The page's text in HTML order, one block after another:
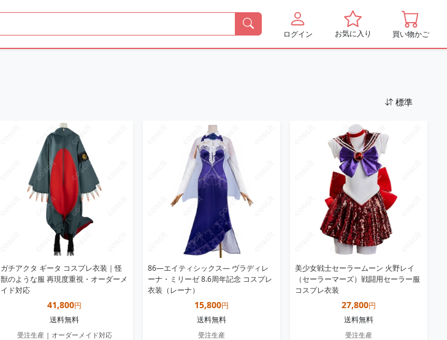
ログイン お気に入り 買い物かご
標準
ガチアクタ ギータ コスプレ衣装｜怪
獣のような服 再現度重視・オーダーメ
イド対応
41,800円
送料無料
受注生産 | オーダーメイド対応
86―エイティシックス― ヴラディレ
ーナ・ミリーゼ 8.6周年記念 コスプレ
衣装（レーナ）
15,800円
送料無料
受注生産
美少女戦士セーラームーン 火野レイ
（セーラーマーズ）戦闘用セーラー服
コスプレ衣装
27,800円
送料無料
受注生産